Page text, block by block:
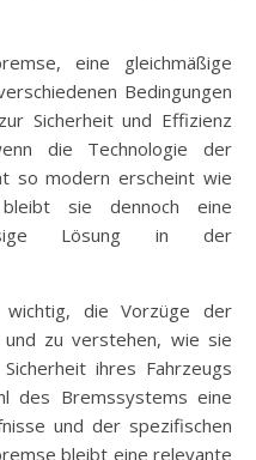
eine gleichmäßige
Bedingungen
Sicherheit und Effizienz
die Technologie der
so modern erscheint wie
sie dennoch eine
Lösung in der
die Vorzüge der
zu verstehen, wie sie
ihres Fahrzeugs
des Bremssystems eine
und der spezifischen
bleibt eine relevante